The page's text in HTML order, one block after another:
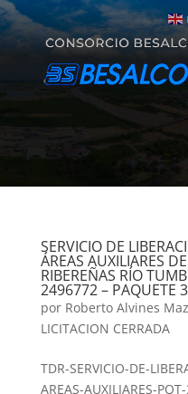
SERVICIO DE
ÁREAS AUXILIARES
RIBEREÑAS RÍO
2496772 – PAQUETE
por Roberto Alvines
LICITACION CERRADA
TDR-SERVICIO-DE-
AREAS-AUXILIARES-